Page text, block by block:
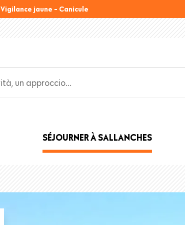
Vigilance jaune - Canicule
SÉJOURNER À SALLANCHES